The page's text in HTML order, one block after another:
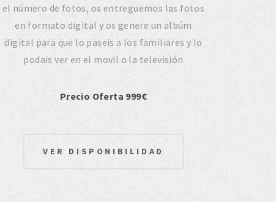
el número de fotos, os entreguemos las fotos
en formato digital y os genere un albúm
digital para que lo paseis a los familiares y lo
podais ver en el movil o la televisión
Precio Oferta 999€
VER DISPONIBILIDAD